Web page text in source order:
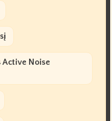
Active Noise